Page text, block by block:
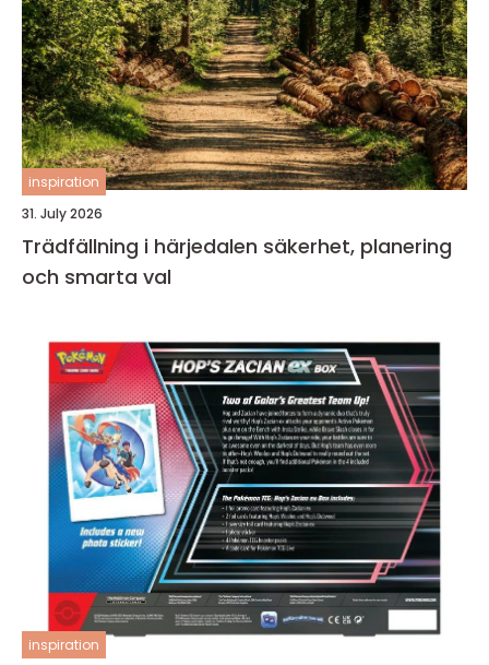
inspiration
31. July 2026
Trädfällning i härjedalen säkerhet, planering
och smarta val
inspiration